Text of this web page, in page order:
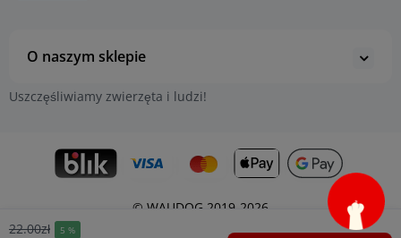
22.00zł 5 %
O naszym sklepie
Uszczęśliwiamy zwierzęta i ludzi!
© WAUDOG 2019-2026